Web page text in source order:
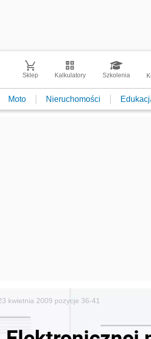
Sklep Kalkulatory Szkolenia
Moto Nieruchomości
kwietnia 2009 pozycje 36-41